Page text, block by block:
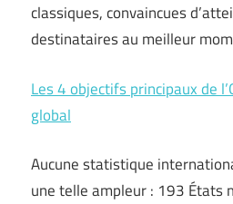
classiques, convaincues
destinataires au meilleur
Les 4 objectifs principaux de
global
Aucune statistique
une telle ampleur : 193 États